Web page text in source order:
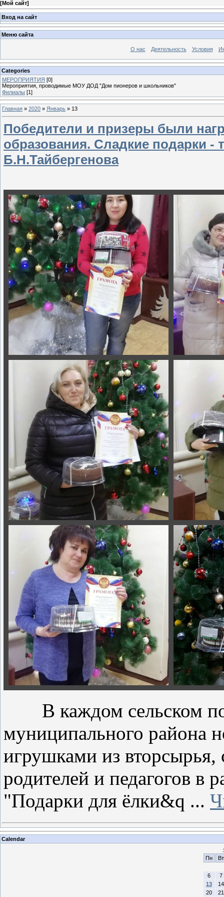
[Мой сайт]
Вход на сайт
Меню сайта
О нас Деятельность Условия
Categories
МЕРОПРИЯТИЯ [0]
Мероприятия, проводимые МОУ ДОД "Дом пионеров и школьников"
Филиалы [1]
Главная » 2020 » Январь » 13
Победители и призеры были
образования. Сладкие подарки -
Б.Н.Тайбергенова
В каждом сельском
муниципального района
игрушками из вторсырья,
родителей и педагогов в
"Подарки для ёлки&q ...
Calendar
Пн
Вт
6
7
13
14
20
21